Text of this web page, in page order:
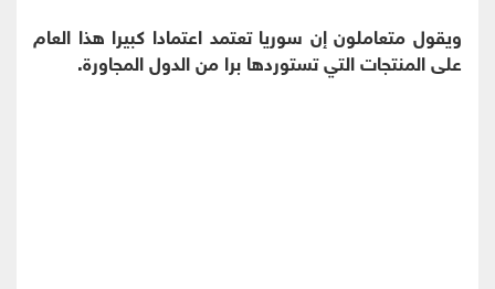
ويقول متعاملون إن سوريا تعتمد اعتمادا كبيرا هذا العام
على المنتجات التي تستوردها برا من الدول المجاورة.